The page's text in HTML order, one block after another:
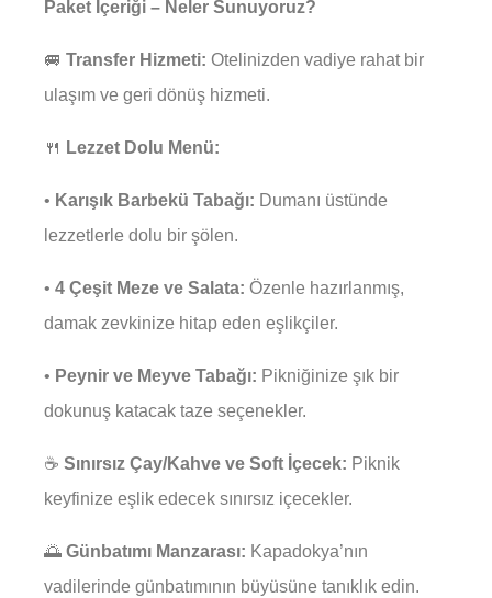
Paket İçeriği – Neler Sunuyoruz?
🚐 Transfer Hizmeti: Otelinizden vadiye rahat bir
ulaşım ve geri dönüş hizmeti.
🍴 Lezzet Dolu Menü:
• Karışık Barbekü Tabağı: Dumanı üstünde
lezzetlerle dolu bir şölen.
• 4 Çeşit Meze ve Salata: Özenle hazırlanmış,
damak zevkinize hitap eden eşlikçiler.
• Peynir ve Meyve Tabağı: Pikniğinize şık bir
dokunuş katacak taze seçenekler.
☕ Sınırsız Çay/Kahve ve Soft İçecek: Piknik
keyfinize eşlik edecek sınırsız içecekler.
🌅 Günbatımı Manzarası: Kapadokya’nın
vadilerinde günbatımının büyüsüne tanıklık edin.